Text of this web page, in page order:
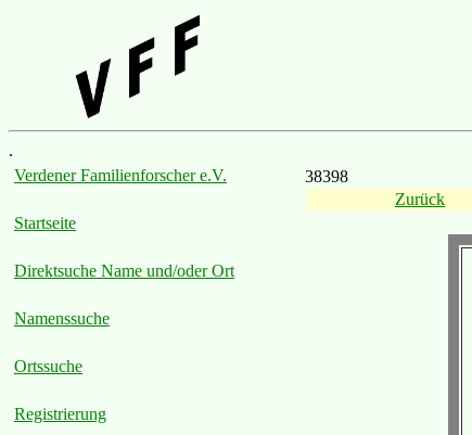
.
Verdener Familienforscher e.V.
Startseite
Direktsuche Name und/oder Ort
Namenssuche
Ortssuche
Registrierung
38398
Zurück